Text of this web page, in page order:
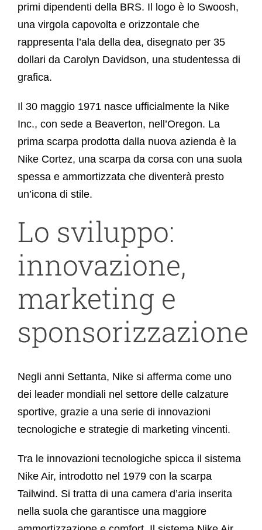
primi dipendenti della BRS. Il logo è lo Swoosh,
una virgola capovolta e orizzontale che
rappresenta l’ala della dea, disegnato per 35
dollari da Carolyn Davidson, una studentessa di
grafica.
Il 30 maggio 1971 nasce ufficialmente la Nike
Inc., con sede a Beaverton, nell’Oregon. La
prima scarpa prodotta dalla nuova azienda è la
Nike Cortez, una scarpa da corsa con una suola
spessa e ammortizzata che diventerà presto
un’icona di stile.
Lo sviluppo:
innovazione,
marketing e
sponsorizzazione
Negli anni Settanta, Nike si afferma come uno
dei leader mondiali nel settore delle calzature
sportive, grazie a una serie di innovazioni
tecnologiche e strategie di marketing vincenti.
Tra le innovazioni tecnologiche spicca il sistema
Nike Air, introdotto nel 1979 con la scarpa
Tailwind. Si tratta di una camera d’aria inserita
nella suola che garantisce una maggiore